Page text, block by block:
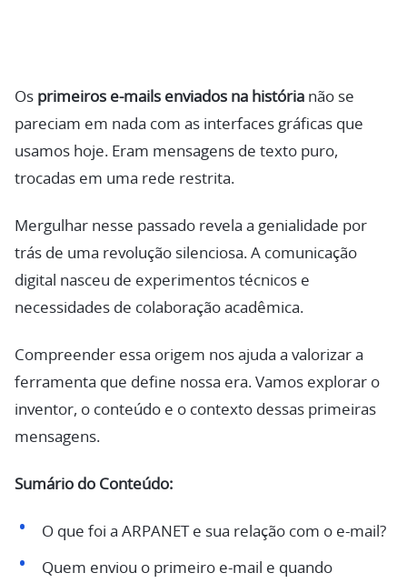
Os primeiros e-mails enviados na história não se
pareciam em nada com as interfaces gráficas que
usamos hoje. Eram mensagens de texto puro,
trocadas em uma rede restrita.
Mergulhar nesse passado revela a genialidade por
trás de uma revolução silenciosa. A comunicação
digital nasceu de experimentos técnicos e
necessidades de colaboração acadêmica.
Compreender essa origem nos ajuda a valorizar a
ferramenta que define nossa era. Vamos explorar o
inventor, o conteúdo e o contexto dessas primeiras
mensagens.
Sumário do Conteúdo:
O que foi a ARPANET e sua relação com o e-mail?
Quem enviou o primeiro e-mail e quando